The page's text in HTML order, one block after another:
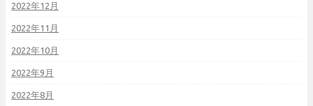
2022年12月
2022年11月
2022年10月
2022年9月
2022年8月